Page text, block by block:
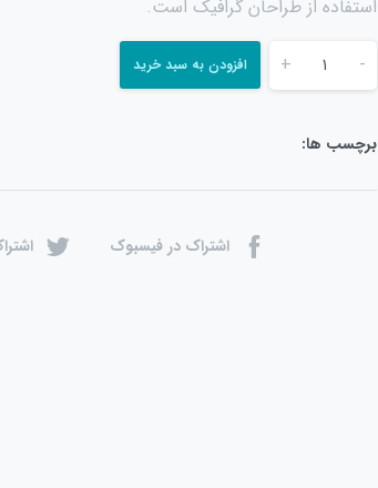
استفاده از طراحان گرافیک است.
-
+ افزودن به سبد خرید
برچسب ها:
اشتراک در فیسبوک